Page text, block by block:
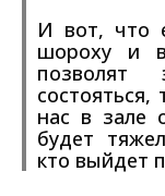
И вот, что
шороху и
нас в зале
будет
кто выйдет